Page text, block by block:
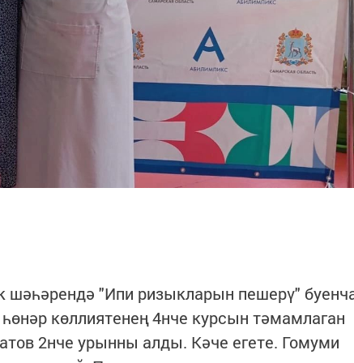
"Ипи ризыкларын пешерү"
көллиятенең 4нче курсын тәмамлаган
2нче урынны алды. Кәче егете. Гомуми